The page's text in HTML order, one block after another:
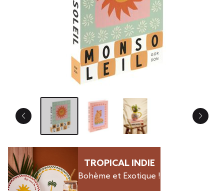
TROPICAL INDIE
Bohème et Exotique !